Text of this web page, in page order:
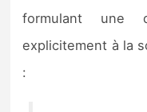
Guides
formulant une
explicitement à la
: